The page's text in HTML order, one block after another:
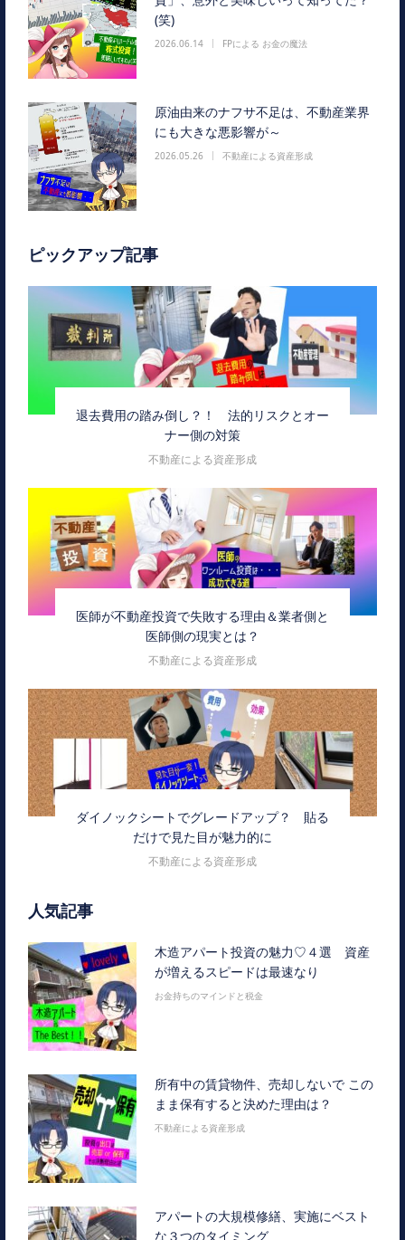
(笑)
2026.06.14 FPによる お金の魔法
原油由来のナフサ不足は、不動産業界
にも大きな悪影響が～
2026.05.26 不動産による資産形成
ピックアップ記事
退去費用の踏み倒し？！ 法的リスクとオー
ナー側の対策
不動産による資産形成
医師が不動産投資で失敗する理由＆業者側と
医師側の現実とは？
不動産による資産形成
ダイノックシートでグレードアップ？ 貼る
だけで見た目が魅力的に
不動産による資産形成
人気記事
木造アパート投資の魅力♡４選 資産
が増えるスピードは最速なり
お金持ちのマインドと税金
所有中の賃貸物件、売却しないで この
まま保有すると決めた理由は？
不動産による資産形成
アパートの大規模修繕、実施にベスト
な３つのタイミング